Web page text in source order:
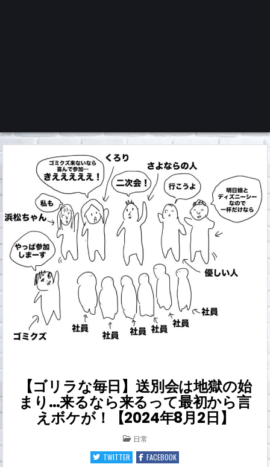
くろチャンネル
【ゴリラな毎日】送別会は地獄の始
まり…来るなら来るって最初から言
えボケが！【2024年8月2日】
POSTED
IN
日常
TWITTER
FACEBOOK